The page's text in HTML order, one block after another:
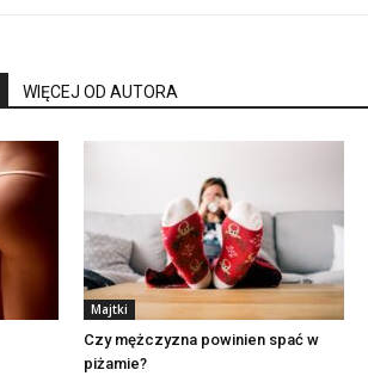
WIĘCEJ OD AUTORA
Majtki
Czy mężczyzna powinien spać w
piżamie?